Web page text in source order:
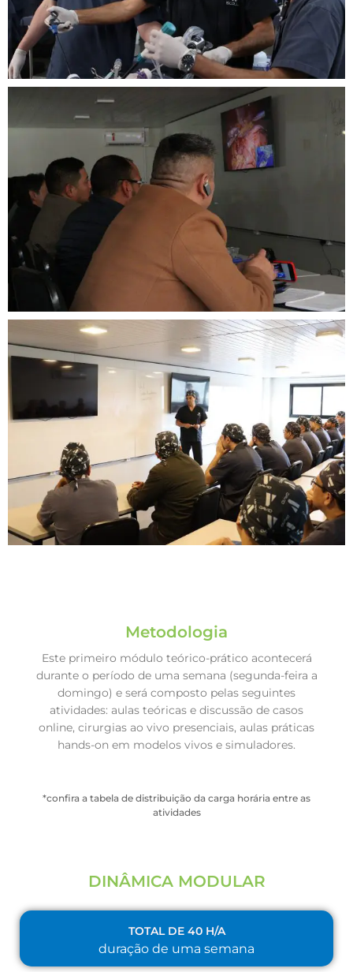
Metodologia
Este primeiro módulo teórico-prático acontecerá
durante o período de uma semana (segunda-feira a
domingo) e será composto pelas seguintes
atividades: aulas teóricas e discussão de casos
online, cirurgias ao vivo presenciais, aulas práticas
hands-on em modelos vivos e simuladores.
*confira a tabela de distribuição da carga horária entre as
atividades
DINÂMICA MODULAR
TOTAL DE 40 H/A
duração de uma semana